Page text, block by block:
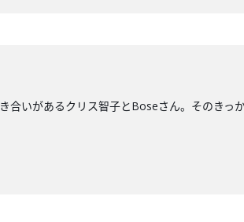
いがあるクリス智子とBoseさん。そのきっ